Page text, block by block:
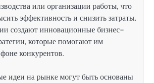
или организации работы, что
эффективность и снизить затраты.
создают инновационные бизнес-
которые помогают им
конкурентов.
идеи на рынке могут быть основаны